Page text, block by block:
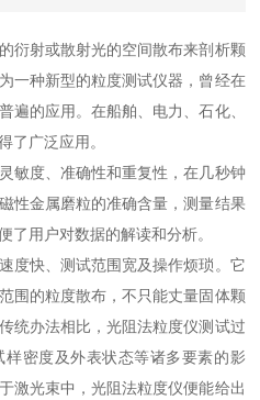
衍射或散射光的空间散布来剖析颗
一种新型的粒度测试仪器，曾经在
遍的应用。在船舶、电力、石化、
了广泛应用。
度、准确性和重复性，在几秒钟
性金属磨粒的准确含量，测量结果
了用户对数据的解读和分析。
度快、测试范围宽及操作烦琐。它
围的粒度散布，不只能丈量固体颗
统办法相比，光阻法粒度仪测试过
密度及外表状态等诸多要素的影
激光束中，光阻法粒度仪便能给出